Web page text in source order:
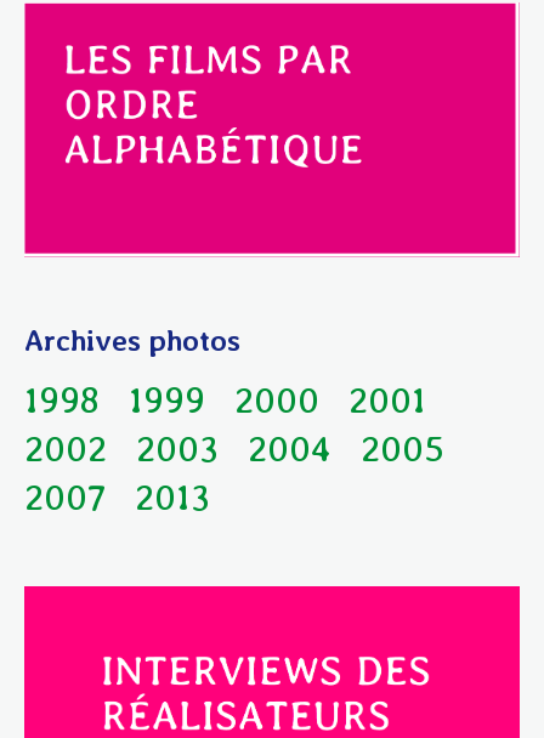
Archives photos
1998 1999 2000
2001
2002
2003 2004
2005
2007
2013